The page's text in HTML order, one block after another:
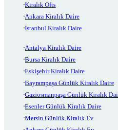
Kiralık Ofis
Ankara Kiralık Daire
İstanbul Kiralık Daire
Antalya Kiralık Daire
Bursa Kiralık Daire
Eskişehir Kiralık Daire
Bayrampaşa Günlük Kiralık Daire
Gaziosmanpaşa Günlük Kiralık
Esenler Günlük Kiralık Daire
Mersin Günlük Kiralık Ev